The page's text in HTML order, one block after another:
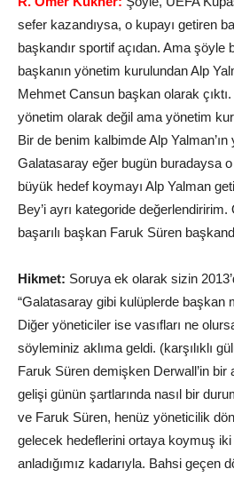
sefer kazandıysa, o kupayı getiren
başkandır sportif açıdan. Ama şöyle
başkanın yönetim kurulundan Alp
Mehmet Cansun başkan olarak
yönetim olarak değil ama yönetim
Bir de benim kalbimde Alp Yalman’ın
Galatasaray eğer bugün buradaysa o
büyük hedef koymayı Alp Yalman
Bey’i ayrı kategoride değerlendiririm.
başarılı başkan Faruk Süren
Hikmet: Soruya ek olarak sizin
“Galatasaray gibi kulüplerde başkan
Diğer yöneticiler ise vasıfları ne
söyleminiz aklıma geldi. (karşılıklı
Faruk Süren demişken Derwall’in bir
gelişi günün şartlarında nasıl bir
ve Faruk Süren, henüz yöneticilik
gelecek hedeflerini ortaya koymuş
anladığımız kadarıyla. Bahsi geçen